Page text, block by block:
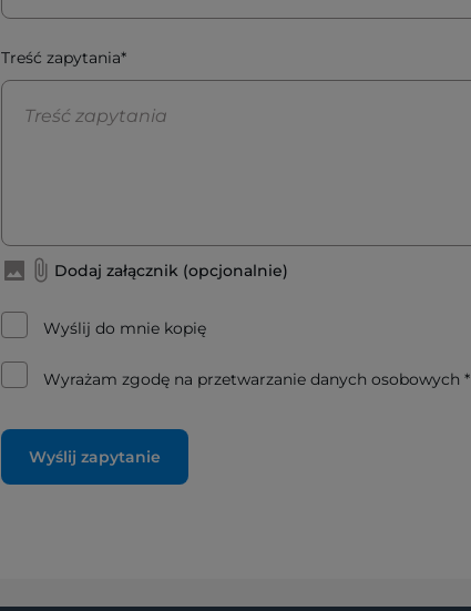
Treść zapytania*
Dodaj załącznik (opcjonalnie)
Wyślij do mnie kopię
Wyrażam zgodę na przetwarzanie danych osobowych *
Wyślij zapytanie